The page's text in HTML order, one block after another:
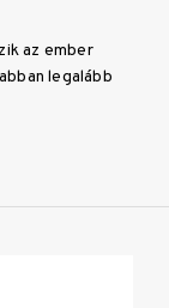
az ember
legalább